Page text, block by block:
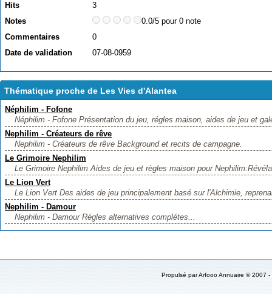
Hits
3
Notes
0.0/5 pour 0 note
Commentaires
0
Date de validation
07-08-0959
Thématique proche de Les Vies d'Alantea
Néphilim - Fofone
Néphilim - Fofone Présentation du jeu, régles maison, aides de jeu et
Nephilim - Créateurs de rêve
Nephilim - Créateurs de rêve Background et recits de campagne.
Le Grimoire Nephilim
Le Grimoire Nephilim Aides de jeu et règles maison pour
Le Lion Vert
Le Lion Vert Des aides de jeu principalement basé sur l'Alchimie,
Nephilim - Damour
Nephilim - Damour Régles alternatives complétes...
Propulsé parArfooo Annuaire © 2007